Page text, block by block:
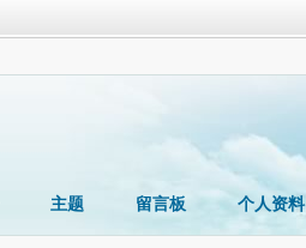
主题 留言板 个人资料